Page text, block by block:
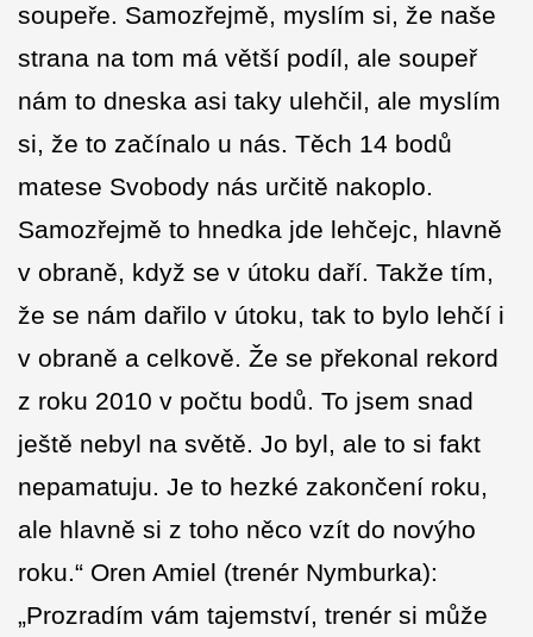
soupeře. Samozřejmě, myslím si, že naše
strana na tom má větší podíl, ale soupeř
nám to dneska asi taky ulehčil, ale myslím
si, že to začínalo u nás. Těch 14 bodů
matese Svobody nás určitě nakoplo.
Samozřejmě to hnedka jde lehčejc, hlavně
v obraně, když se v útoku daří. Takže tím,
že se nám dařilo v útoku, tak to bylo lehčí i
v obraně a celkově. Že se překonal rekord
z roku 2010 v počtu bodů. To jsem snad
ještě nebyl na světě. Jo byl, ale to si fakt
nepamatuju. Je to hezké zakončení roku,
ale hlavně si z toho něco vzít do novýho
roku.“ Oren Amiel (trenér Nymburka):
„Prozradím vám tajemství, trenér si může